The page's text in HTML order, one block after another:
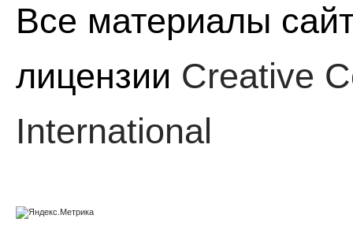
Все материалы
лицензии Creative
International